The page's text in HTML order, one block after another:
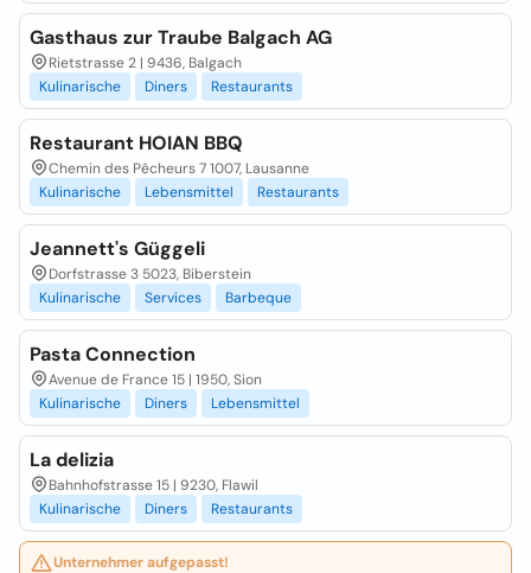
Gasthaus zur Traube Balgach AG
Rietstrasse 2 | 9436, Balgach
Kulinarische
Diners Restaurants
Restaurant HOIAN BBQ
Chemin des Pêcheurs 7 1007, Lausanne
Kulinarische
Lebensmittel Restaurants
Jeannett's Güggeli
Dorfstrasse 3 5023, Biberstein
Kulinarische
Services Barbeque
Pasta Connection
Avenue de France 15 | 1950, Sion
Kulinarische
Diners Lebensmittel
La delizia
Bahnhofstrasse 15 | 9230, Flawil
Kulinarische
Diners Restaurants
Unternehmer aufgepasst!